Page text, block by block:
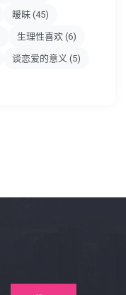
暧昧 (45)
生理性喜欢 (6)
谈恋爱的意义 (5)